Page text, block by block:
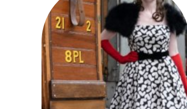
Ajouter
à la liste
souhaits